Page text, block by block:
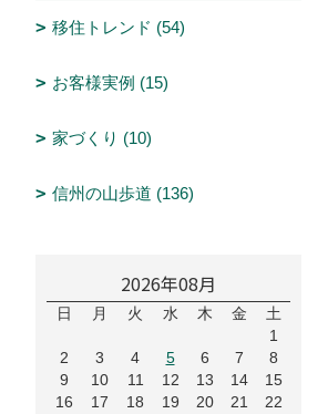
移住トレンド (54)
お客様実例 (15)
家づくり (10)
信州の山歩道 (136)
2026年08月
日 月 火 水 木 金
土
1
2
3 4 5 6 7
8
9
10 11 12 13 14
15
16
17 18 19 20 21
22